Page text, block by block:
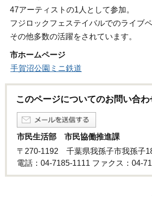
47アーティストの1人として参加。
フジロックフェステイバルでのライブ
その他多数の活躍をされています。
市ホームページ
手賀沼公園ミニ鉄道
このページについてのお問い合わ
市民生活部 市民協働推進課
〒270-1192 千葉県我孫子市我孫子
電話：04-7185-1111 ファクス：04-